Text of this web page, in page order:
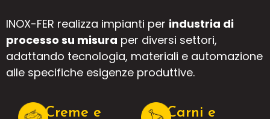
INOX-FER realizza impianti per industria di
processo su misura per diversi settori,
adattando tecnologia, materiali e automazione
alle specifiche esigenze produttive.
Creme e Carni e